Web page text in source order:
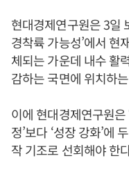
현대경제연구원은 3일
경착륙 가능성’에서 현
체되는 가운데 내수 활
감하는 국면에 위치하
이에 현대경제연구원
정’보다 ‘성장 강화’에
작 기조로 선회해야 한